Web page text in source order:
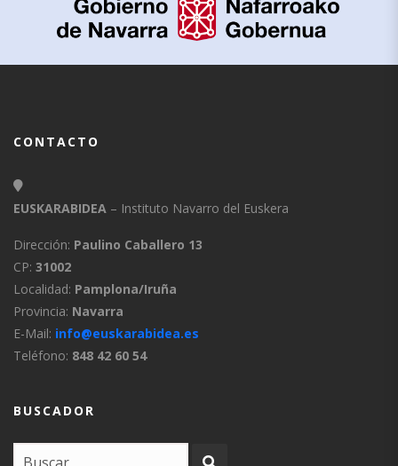
CONTACTO
EUSKARABIDEA – Instituto Navarro del Euskera
Dirección: Paulino Caballero 13
CP: 31002
Localidad: Pamplona/Iruña
Provincia: Navarra
E-Mail: info@euskarabidea.es
Teléfono: 848 42 60 54
BUSCADOR